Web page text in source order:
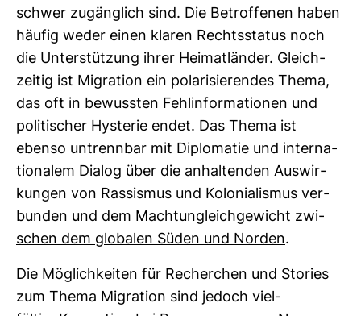
schwer zugäng­lich sind. Die Betrof­fenen haben
häufig weder einen klaren Rechts­status noch
die Unter­stüt­zung ihrer Hei­mat­länder. Gleich­
zeitig ist Migra­tion ein pola­ri­sie­rendes Thema,
das oft in bewussten Fehl­in­for­ma­tionen und
poli­ti­scher Hys­terie endet. Das Thema ist
ebenso untrennbar mit Diplo­matie und inter­na­
tio­nalem Dialog über die anhal­tenden Aus­wir­
kungen von Ras­sismus und Kolo­nia­lismus ver­
bunden und dem Mach­t­un­gleich­ge­wicht zwi­
schen dem glo­balen Süden und Norden.
Die Mög­lich­keiten für Recher­chen und Sto­ries
zum Thema Migra­tion sind jedoch viel­